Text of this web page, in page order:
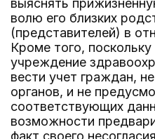
выяснять
волю его близких
(представителей) в
Кроме того,
учреждение
вести учет граждан,
органов, и не
соответствующих
возможности
факт своего